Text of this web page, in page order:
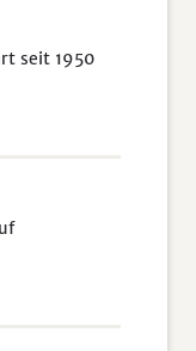
seit 1950